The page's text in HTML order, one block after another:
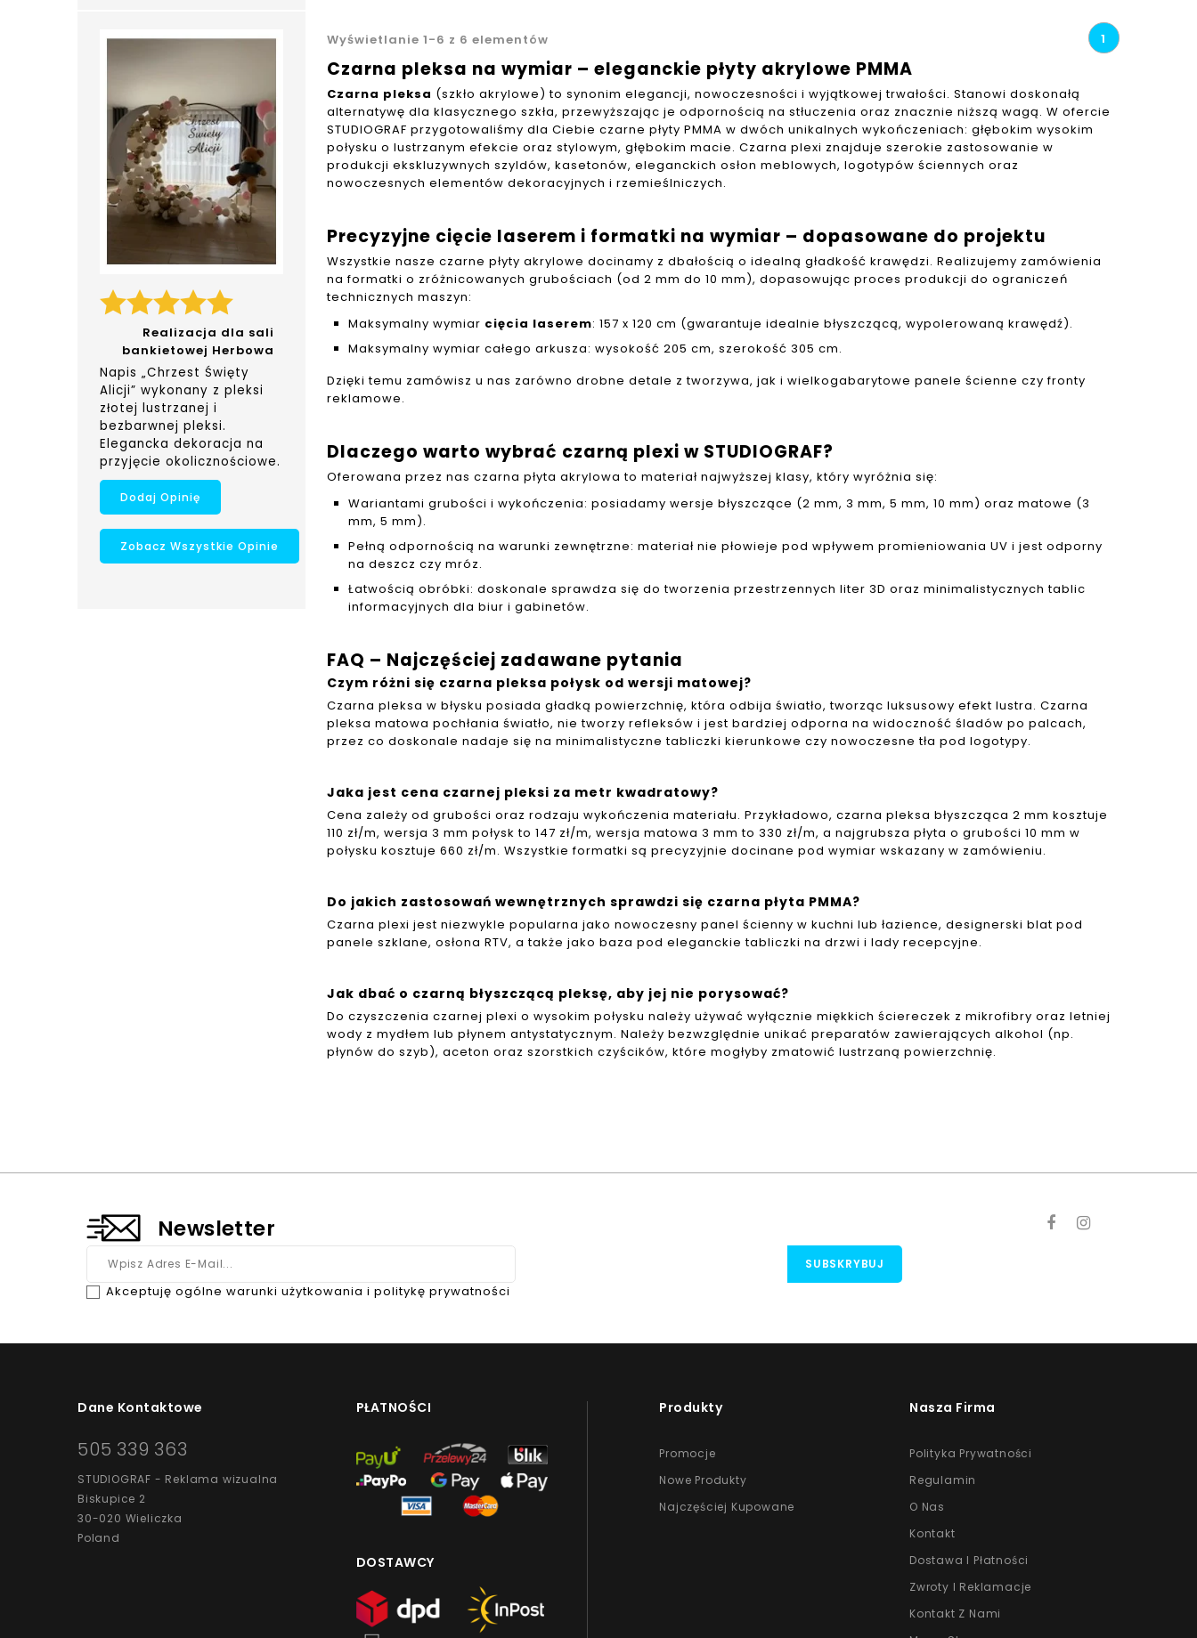
Realizacja dla sali
bankietowej Herbowa
Napis „Chrzest Święty
Alicji” wykonany z pleksi
złotej lustrzanej i
bezbarwnej pleksi.
Elegancka dekoracja na
przyjęcie okolicznościowe.
Dodaj Opinię
Zobacz Wszystkie Opinie
Wyświetlanie 1-6 z 6 elementów 1
Czarna pleksa na wymiar – eleganckie płyty akrylowe PMMA
Czarna pleksa (szkło akrylowe) to synonim elegancji, nowoczesności i wyjątkowej trwałości. Stanowi doskonałą
alternatywę dla klasycznego szkła, przewyższając je odpornością na stłuczenia oraz znacznie niższą wagą. W ofercie
STUDIOGRAF przygotowaliśmy dla Ciebie czarne płyty PMMA w dwóch unikalnych wykończeniach: głębokim wysokim
połysku o lustrzanym efekcie oraz stylowym, głębokim macie. Czarna plexi znajduje szerokie zastosowanie w
produkcji ekskluzywnych szyldów, kasetonów, eleganckich osłon meblowych, logotypów ściennych oraz
nowoczesnych elementów dekoracyjnych i rzemieślniczych.
Precyzyjne cięcie laserem i formatki na wymiar – dopasowane do projektu
Wszystkie nasze czarne płyty akrylowe docinamy z dbałością o idealną gładkość krawędzi. Realizujemy zamówienia
na formatki o zróżnicowanych grubościach (od 2 mm do 10 mm), dopasowując proces produkcji do ograniczeń
technicznych maszyn:
Maksymalny wymiar cięcia laserem: 157 x 120 cm (gwarantuje idealnie błyszczącą, wypolerowaną krawędź).
Maksymalny wymiar całego arkusza: wysokość 205 cm, szerokość 305 cm.
Dzięki temu zamówisz u nas zarówno drobne detale z tworzywa, jak i wielkogabarytowe panele ścienne czy fronty
reklamowe.
Dlaczego warto wybrać czarną plexi w STUDIOGRAF?
Oferowana przez nas czarna płyta akrylowa to materiał najwyższej klasy, który wyróżnia się:
Wariantami grubości i wykończenia: posiadamy wersje błyszczące (2 mm, 3 mm, 5 mm, 10 mm) oraz matowe (3
mm, 5 mm).
Pełną odpornością na warunki zewnętrzne: materiał nie płowieje pod wpływem promieniowania UV i jest odporny
na deszcz czy mróz.
Łatwością obróbki: doskonale sprawdza się do tworzenia przestrzennych liter 3D oraz minimalistycznych tablic
informacyjnych dla biur i gabinetów.
FAQ – Najczęściej zadawane pytania
Czym różni się czarna pleksa połysk od wersji matowej?
Czarna pleksa w błysku posiada gładką powierzchnię, która odbija światło, tworząc luksusowy efekt lustra. Czarna
pleksa matowa pochłania światło, nie tworzy refleksów i jest bardziej odporna na widoczność śladów po palcach,
przez co doskonale nadaje się na minimalistyczne tabliczki kierunkowe czy nowoczesne tła pod logotypy.
Jaka jest cena czarnej pleksi za metr kwadratowy?
Cena zależy od grubości oraz rodzaju wykończenia materiału. Przykładowo, czarna pleksa błyszcząca 2 mm kosztuje
110 zł/m, wersja 3 mm połysk to 147 zł/m, wersja matowa 3 mm to 330 zł/m, a najgrubsza płyta o grubości 10 mm w
połysku kosztuje 660 zł/m. Wszystkie formatki są precyzyjnie docinane pod wymiar wskazany w zamówieniu.
Do jakich zastosowań wewnętrznych sprawdzi się czarna płyta PMMA?
Czarna plexi jest niezwykle popularna jako nowoczesny panel ścienny w kuchni lub łazience, designerski blat pod
panele szklane, osłona RTV, a także jako baza pod eleganckie tabliczki na drzwi i lady recepcyjne.
Jak dbać o czarną błyszczącą pleksę, aby jej nie porysować?
Do czyszczenia czarnej plexi o wysokim połysku należy używać wyłącznie miękkich ściereczek z mikrofibry oraz letniej
wody z mydłem lub płynem antystatycznym. Należy bezwzględnie unikać preparatów zawierających alkohol (np.
płynów do szyb), aceton oraz szorstkich czyścików, które mogłyby zmatowić lustrzaną powierzchnię.
Newsletter
Akceptuję ogólne warunki użytkowania i politykę prywatności
Dane Kontaktowe
505 339 363
STUDIOGRAF - Reklama wizualna
Biskupice 2
30-020 Wieliczka
Poland
PŁATNOŚCI
DOSTAWCY
Produkty
Promocje
Nowe Produkty
Najczęściej Kupowane
Nasza Firma
Polityka Prywatności
Regulamin
O Nas
Kontakt
Dostawa I Płatności
Zwroty I Reklamacje
Kontakt Z Nami